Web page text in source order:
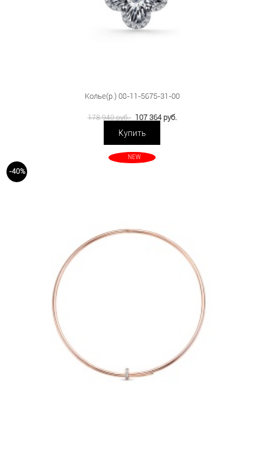
Колье(р.) 08-11-5675-31-00
178 940 руб. 107 364 руб.
Купить
-40%
NEW